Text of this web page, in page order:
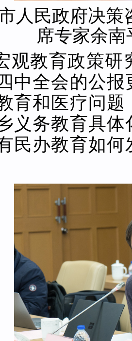
市人民政府决
席专家余南
观教育政策
中全会的公
育和医疗问
义务教育具
民办教育如